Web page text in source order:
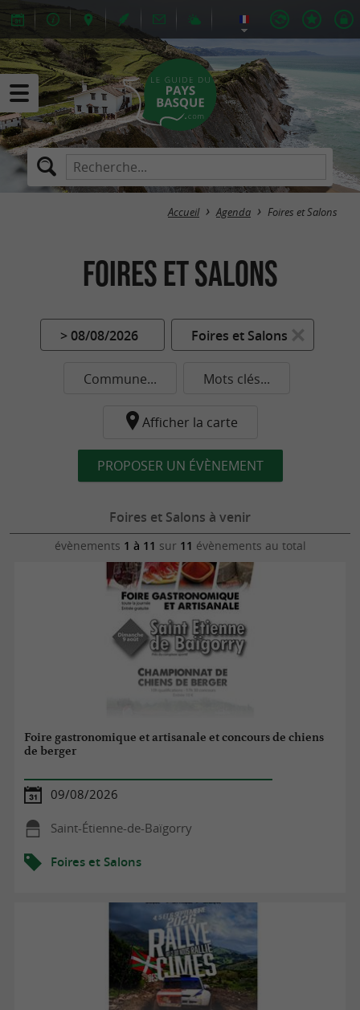
Accueil Agenda Foires et Salons
Foires et Salons
> 08/08/2026 Foires et Salons
Commune... Mots clés...
Afficher la carte
PROPOSER UN ÉVÈNEMENT
Foires et Salons à venir
évènements 1 à 11 sur 11 évènements au total
Foire gastronomique et artisanale et concours de chiens
de berger
09/08/2026
Saint-Étienne-de-Baïgorry
Foires et Salons